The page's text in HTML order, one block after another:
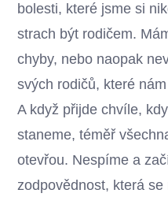
bolesti, které jsme si
strach být rodičem.
chyby, nebo naopak
svých rodičů, které
A když přijde chvíle,
staneme, téměř
otevřou. Nespíme a
zodpovědnost, která